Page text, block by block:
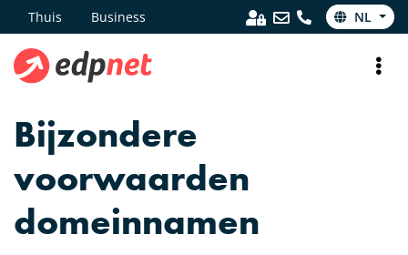
Thuis Business NL
Bijzondere
voorwaarden
domeinnamen